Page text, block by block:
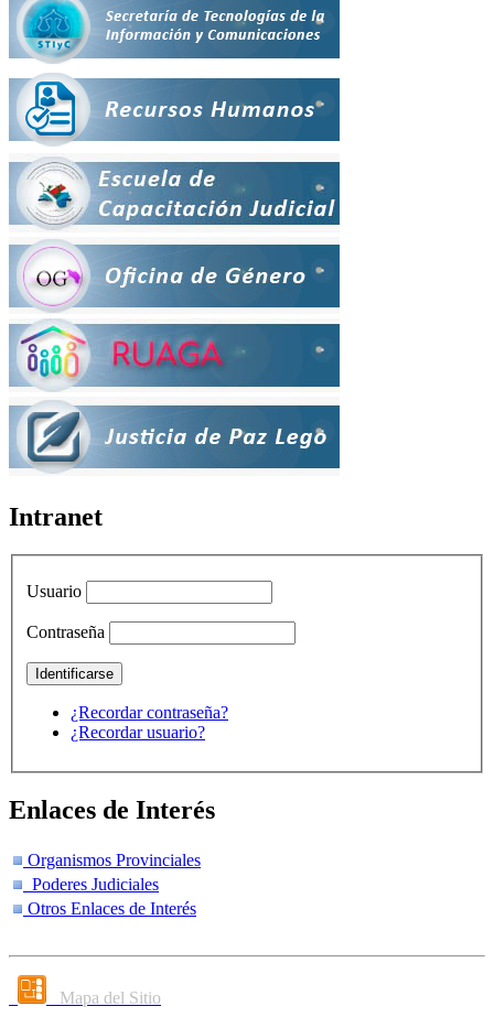
Intranet
Usuario
Contraseña
¿Recordar contraseña?
¿Recordar usuario?
Enlaces de Interés
Organismos Provinciales
Poderes Judiciales
Otros Enlaces de Interés
Mapa del Sitio